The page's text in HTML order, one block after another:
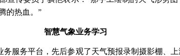
的热血。 ”
智慧气象业务学习
务服务平台，先后参观了天气预报录制摄影棚、